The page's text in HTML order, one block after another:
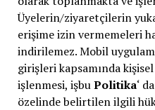
Üyelerin/ziyaretçilerin
erişime izin vermemeleri
indirilemez. Mobil
girişleri kapsamında
işlenmesi, işbuPolitika‘
özelinde belirtilen ilgili